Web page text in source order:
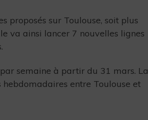
proposés sur Toulouse, soit plus
va ainsi lancer 7 nouvelles lignes
semaine à partir du 31 mars. La
entre Toulouse et